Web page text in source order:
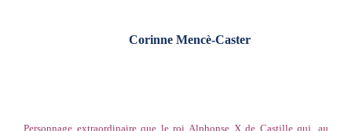
Corinne Mencè-Caster
Personnage extraordinaire que le roi Alphonse X de Castille qui, au